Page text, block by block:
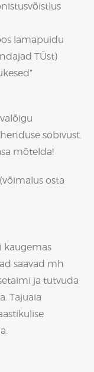
lamapuidu
TÜst)
sobivust.
mõtelda!
(võimalus osta
kaugemas
saavad mh
ja tutvuda
Tajuaia